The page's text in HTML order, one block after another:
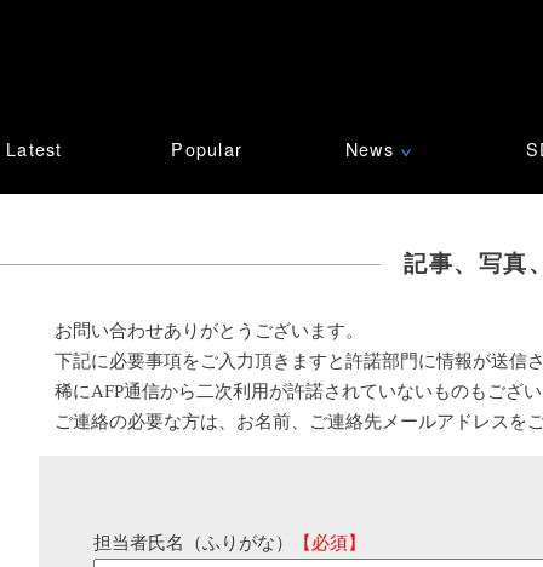
Latest Popular News ∨
記事、写真
お問い合わせありがとうございます。
下記に必要事項をご入力頂きますと許諾部門に情報が送信
稀にAFP通信から二次利用が許諾されていないものもござ
ご連絡の必要な方は、お名前、ご連絡先メールアドレスを
担当者氏名（ふりがな） 【必須】